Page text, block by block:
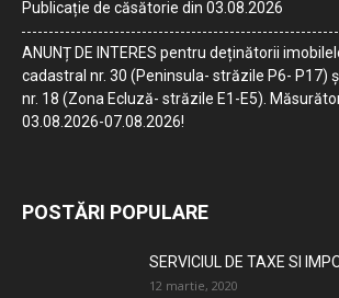
Publicație de căsătorie din 03.08.2026
ANUNȚ DE INTERES pentru deținătorii
cadastral nr. 30 (Peninsula- străzile P6- P17)
nr. 18 (Zona Ecluză- străzile E1-E5).
03.08.2026-07.08.2026!
POSTĂRI POPULARE
SERVICIUL DE TAXE SI
12 martie, 2020